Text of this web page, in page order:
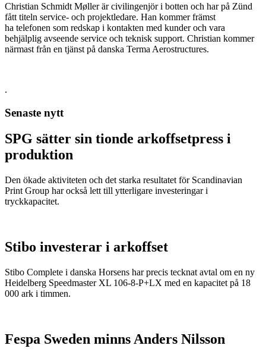
Christian Schmidt Møller är civilingenjör i botten och har på Zünd
fått titeln service- och projektledare. Han kommer främst
ha telefonen som redskap i kontakten med kunder och vara
behjälplig avseende service och teknisk support. Christian kommer
närmast från en tjänst på danska Terma Aerostructures.
.
Senaste nytt
SPG sätter sin tionde arkoffsetpress i
produktion
Den ökade aktiviteten och det starka resultatet för Scandinavian
Print Group har också lett till ytterligare investeringar i
tryckkapacitet.
Stibo investerar i arkoffset
Stibo Complete i danska Horsens har precis tecknat avtal om en ny
Heidelberg Speedmaster XL 106-8-P+LX med en kapacitet på 18
000 ark i timmen.
Fespa Sweden minns Anders Nilsson